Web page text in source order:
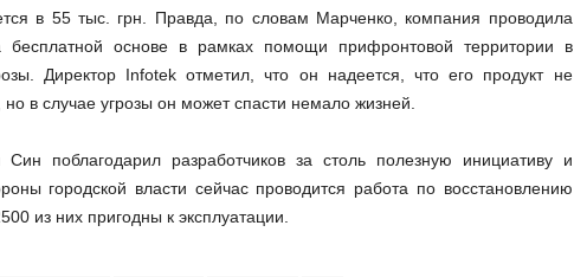
в 55 тыс. грн. Правда, по словам Марченко, компания проводила
бесплатной основе в рамках помощи прифронтовой территории в
Директор Infotek отметил, что он надеется, что его продукт не
но в случае угрозы он может спасти немало жизней.
Син поблагодарил разработчиков за столь полезную инициативу и
городской власти сейчас проводится работа по восстановлению
из них пригодны к эксплуатации.